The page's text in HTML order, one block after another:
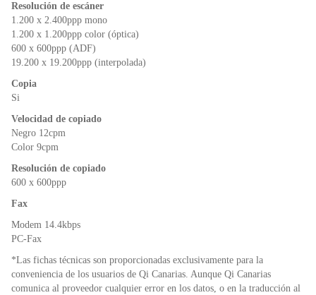
Resolución de escáner
1.200 x 2.400ppp mono
1.200 x 1.200ppp color (óptica)
600 x 600ppp (ADF)
19.200 x 19.200ppp (interpolada)
Copia
Si
Velocidad de copiado
Negro 12cpm
Color 9cpm
Resolución de copiado
600 x 600ppp
Fax
Modem 14.4kbps
PC-Fax
*Las fichas técnicas son proporcionadas exclusivamente para la
conveniencia de los usuarios de Qi Canarias. Aunque Qi Canarias
comunica al proveedor cualquier error en los datos, o en la traducción al